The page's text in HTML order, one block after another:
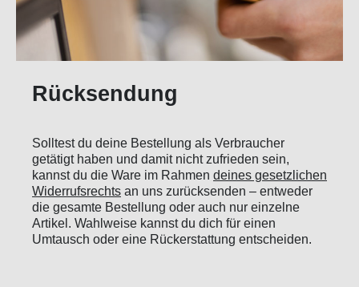
Rücksendung
Solltest du deine Bestellung als Verbraucher
getätigt haben und damit nicht zufrieden sein,
kannst du die Ware im Rahmen deines gesetzlichen
Widerrufsrechts an uns zurücksenden – entweder
die gesamte Bestellung oder auch nur einzelne
Artikel. Wahlweise kannst du dich für einen
Umtausch oder eine Rückerstattung entscheiden.